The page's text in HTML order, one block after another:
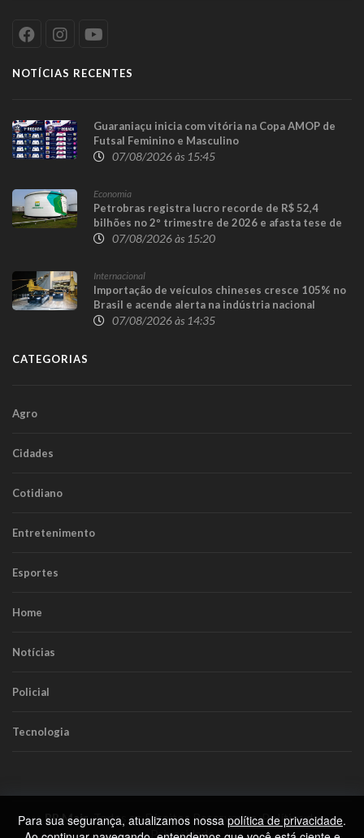
NOTÍCIAS RECENTES
Guaraniaçu inicia com vitória na Copa AMOP de
Futsal Feminino e Masculino
07/08/2026 às 15:45
Economia
Petrobras registra lucro recorde de R$ 52,4
bilhões no 2º trimestre de 2026 e afasta tese de
defasagem nos combustíveis
07/08/2026 às 15:20
Internacional
Importação de veículos chineses cresce 105% no
Brasil e acende alerta na indústria nacional
07/08/2026 às 14:35
CATEGORIAS
Agro
Cidades
Cotidiano
Entretenimento
Esportes
Home
Notícias
Policial
Tecnologia
RR Mais. Todos os Direitos Reservados.Política de
Privacidade
Para sua segurança, atualizamos nossa política de privacidade.